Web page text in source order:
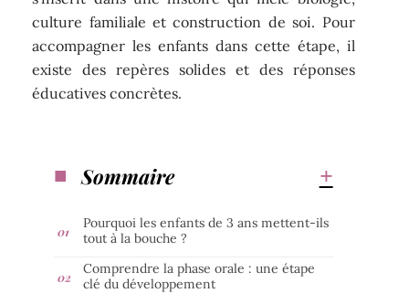
culture familiale et construction de soi. Pour
accompagner les enfants dans cette étape, il
existe des repères solides et des réponses
éducatives concrètes.
Sommaire
Pourquoi les enfants de 3 ans mettent-ils
tout à la bouche ?
Comprendre la phase orale : une étape
clé du développement